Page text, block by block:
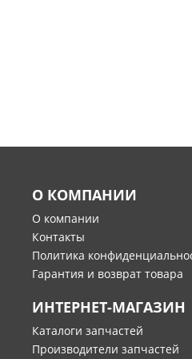
О КОМПАНИИ
О компании
Контакты
Политика
Гарантия и возврат товара
ИНТЕРНЕТ-МАГАЗИН
Каталоги запчастей
Производители запчастей